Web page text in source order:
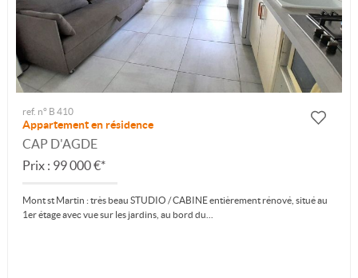
ref. n° B 410
Appartement en résidence
CAP D'AGDE
Prix : 99 000 €*
Mont st Martin : très beau STUDIO / CABINE entièrement rénové, situé au
1er étage avec vue sur les jardins, au bord du...